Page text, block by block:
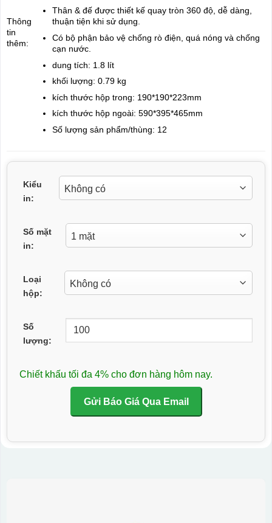
Thông
tin
thêm:
Thân & đế được thiết kế quay tròn 360 độ, dễ dàng,
thuận tiện khi sử dụng.
Có bộ phận bảo vệ chống rò điện, quá nóng và chống
cạn nước.
dung tích: 1.8 lít
khối lượng: 0.79 kg
kích thước hộp trong: 190*190*223mm
kích thước hộp ngoài: 590*395*465mm
Số lượng sản phẩm/thùng: 12
Kiểu
in:
Số mặt
in:
Loại
hộp:
Số
lượng:
Chiết khấu tối đa 4% cho đơn hàng hôm nay.
Gửi Báo Giá Qua Email